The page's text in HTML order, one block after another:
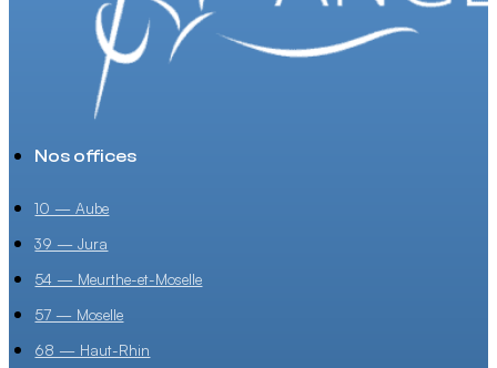
Nos offices
10 — Aube
39 — Jura
54 — Meurthe-et-Moselle
57 — Moselle
68 — Haut-Rhin